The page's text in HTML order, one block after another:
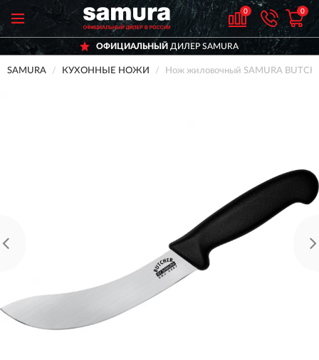
0 0
ОФИЦИАЛЬНЫЙДИЛЕР SAMURA
SAMURA КУХОННЫЕ НОЖИ Нож жиловочный SAMURA